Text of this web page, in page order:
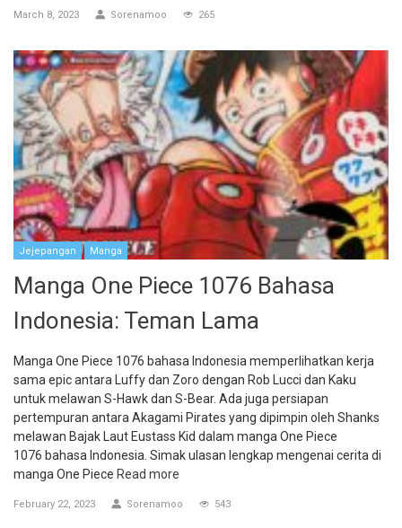
March 8, 2023 Sorenamoo 265
Jejepangan Manga
Manga One Piece 1076 Bahasa
Indonesia: Teman Lama
Manga One Piece 1076 bahasa Indonesia memperlihatkan kerja
sama epic antara Luffy dan Zoro dengan Rob Lucci dan Kaku
untuk melawan S-Hawk dan S-Bear. Ada juga persiapan
pertempuran antara Akagami Pirates yang dipimpin oleh Shanks
melawan Bajak Laut Eustass Kid dalam manga One Piece
1076 bahasa Indonesia. Simak ulasan lengkap mengenai cerita di
manga One Piece Read more
February 22, 2023 Sorenamoo 543